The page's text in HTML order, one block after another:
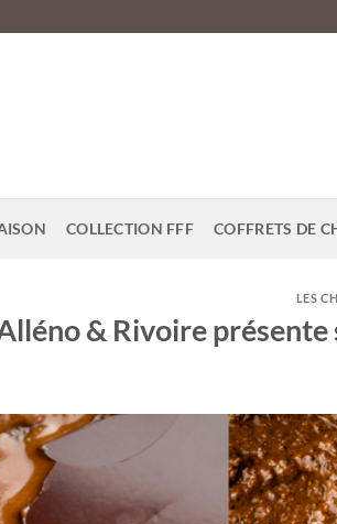
COLLECTION FFF COFFRETS DE
LES
& Rivoire